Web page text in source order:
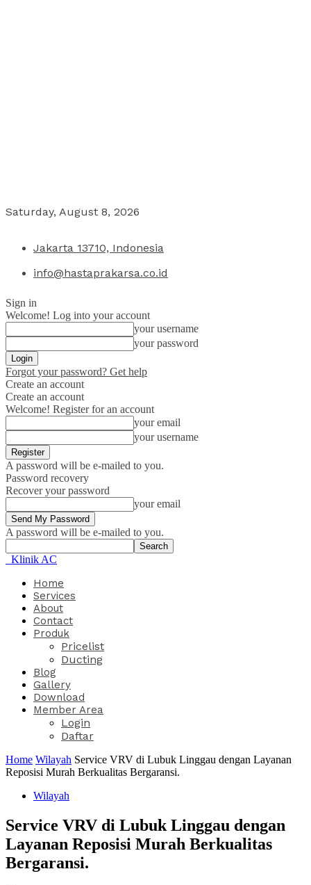
Saturday, August 8, 2026
Jakarta 13710, Indonesia
info@hastaprakarsa.co.id
Sign in
Welcome! Log into your account
your username
your password
Forgot your password? Get help
Create an account
Create an account
Welcome! Register for an account
your email
your username
A password will be e-mailed to you.
Password recovery
Recover your password
your email
A password will be e-mailed to you.
Klinik AC
Home
Services
About
Contact
Produk
Pricelist
Ducting
Blog
Gallery
Download
Member Area
Login
Daftar
Home Wilayah Service VRV di Lubuk Linggau dengan Layanan
Reposisi Murah Berkualitas Bergaransi.
Wilayah
Service VRV di Lubuk Linggau dengan
Layanan Reposisi Murah Berkualitas
Bergaransi.